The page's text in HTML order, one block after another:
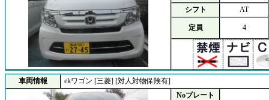
シフト
AT
定員 4
車両情報
ekワゴン [三菱] [対人対物保険有]
Noプレート